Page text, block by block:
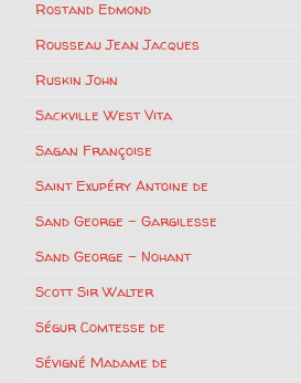
Rostand Edmond
Rousseau Jean Jacques
Ruskin John
Sackville West Vita
Sagan Françoise
Saint Exupéry Antoine de
Sand George – Gargilesse
Sand George – Nohant
Scott Sir Walter
Ségur Comtesse de
Sévigné Madame de